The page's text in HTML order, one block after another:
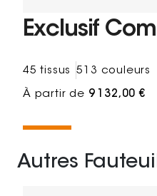
Exclusif
45 tissus 513 couleurs
À partir de 9 132,00 €
Autres